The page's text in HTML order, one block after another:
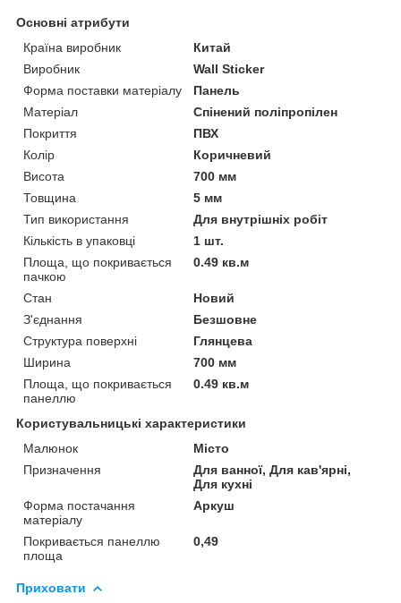
Основні атрибути
Країна виробник
Китай
Виробник
Wall Sticker
Форма поставки матеріалу
Панель
Матеріал
Спінений поліпропілен
Покриття
ПВХ
Колір
Коричневий
Висота
700 мм
Товщина
5 мм
Тип використання
Для внутрішніх робіт
Кількість в упаковці
1 шт.
Площа, що покривається
пачкою
0.49 кв.м
Стан
Новий
З'єднання
Безшовне
Структура поверхні
Глянцева
Ширина
700 мм
Площа, що покривається
панеллю
0.49 кв.м
Користувальницькі характеристики
Малюнок
Місто
Призначення
Для ванної, Для кав'ярні,
Для кухні
Форма постачання
матеріалу
Аркуш
Покривається панеллю
площа
0,49
Приховати